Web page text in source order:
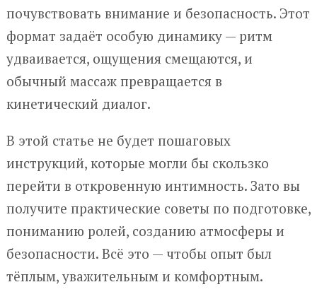
почувствовать внимание и безопасность. Этот
формат задаёт особую динамику — ритм
удваивается, ощущения смещаются, и
обычный массаж превращается в
кинетический диалог.
В этой статье не будет пошаговых
инструкций, которые могли бы скользко
перейти в откровенную интимность. Зато вы
получите практические советы по подготовке,
пониманию ролей, созданию атмосферы и
безопасности. Всё это — чтобы опыт был
тёплым, уважительным и комфортным.